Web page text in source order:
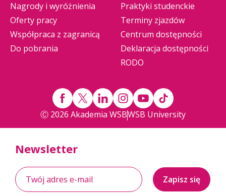
Nagrody i wyróżnienia
Oferty pracy
Współpraca z zagranicą
Do pobrania
Praktyki studenckie
Terminy zjazdów
Centrum dostępności
Deklaracja dostępności
RODO
Ⓒ 2026 Akademia WSBWSB University
Newsletter
Zapisz się